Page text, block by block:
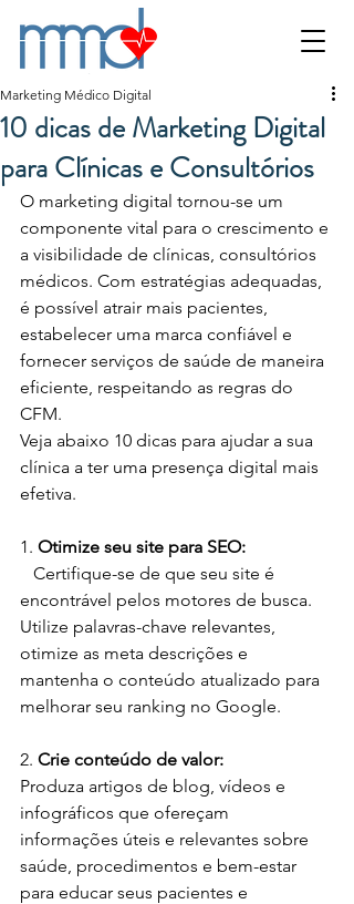
10 dicas de Marketing Digital
para Clínicas e Consultórios
Marketing Médico Digital
O marketing digital tornou-se um
componente vital para o crescimento e
a visibilidade de clínicas, consultórios
médicos. Com estratégias adequadas,
é possível atrair mais pacientes,
estabelecer uma marca confiável e
fornecer serviços de saúde de maneira
eficiente, respeitando as regras do
CFM.
Veja abaixo 10 dicas para ajudar a sua
clínica a ter uma presença digital mais
efetiva.
1. Otimize seu site para SEO:
encontrável pelos motores de busca.
Utilize palavras-chave relevantes,
otimize as meta descrições e
mantenha o conteúdo atualizado para
melhorar seu ranking no Google.
2. Crie conteúdo de valor:
Produza artigos de blog, vídeos e
infográficos que ofereçam
informações úteis e relevantes sobre
saúde, procedimentos e bem-estar
para educar seus pacientes e